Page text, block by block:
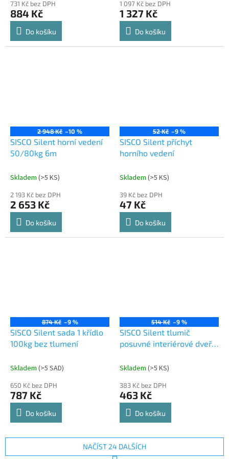
731 Kč bez DPH
884 Kč
Do košíku
1 097 Kč bez DPH
1 327 Kč
Do košíku
2 948 Kč –10 %
SISCO Silent horní vedení
50/80kg 6m
Skladem (>5 KS)
2 193 Kč bez DPH
2 653 Kč
Do košíku
52 Kč –9 %
SISCO Silent příchyt
horního vedení
Skladem (>5 KS)
39 Kč bez DPH
47 Kč
Do košíku
874 Kč –9 %
SISCO Silent sada 1 křídlo
100kg bez tlumení
Skladem (>5 SAD)
650 Kč bez DPH
787 Kč
Do košíku
514 Kč –9 %
SISCO Silent tlumič
posuvné interiérové dveře
Skladem (>5 KS)
383 Kč bez DPH
463 Kč
Do košíku
NAČÍST 24 DALŠÍCH